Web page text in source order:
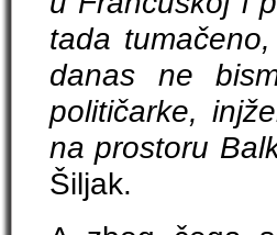
tada
danas ne
političarke,
na prostoru
Šiljak.